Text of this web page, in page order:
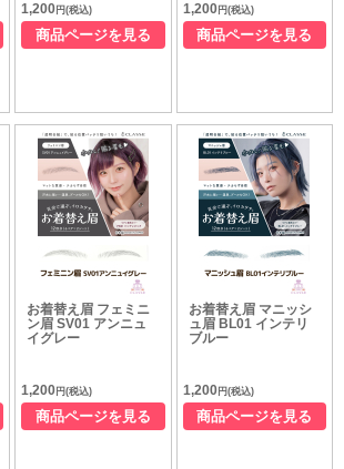
1,200円(税込)
商品ページを見る
1,200円(税込)
商品ページを見る
お着替え眉 フェミニ
ン眉 SV01 アンニュ
イグレー
1,200円(税込)
商品ページを見る
お着替え眉 マニッシ
ュ眉 BL01 インテリ
ブルー
1,200円(税込)
商品ページを見る